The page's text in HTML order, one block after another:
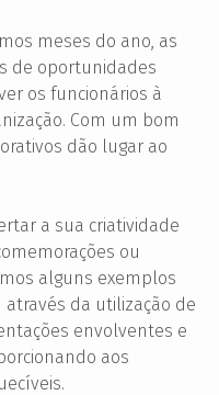
meses do ano, as
de oportunidades
os funcionários à
Com um bom
dão lugar ao
a sua criatividade
ou
alguns exemplos
da utilização de
envolventes e
aos